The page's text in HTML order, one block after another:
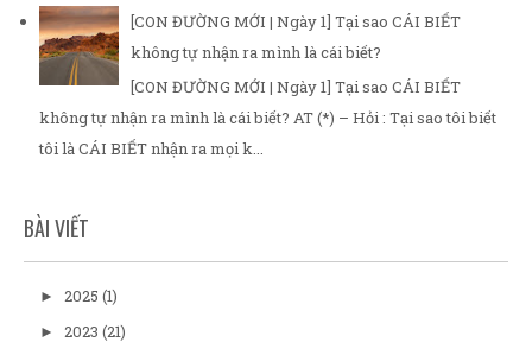
[CON ĐƯỜNG MỚI | Ngày 1] Tại sao CÁI BIẾT
không tự nhận ra mình là cái biết?
[CON ĐƯỜNG MỚI | Ngày 1] Tại sao CÁI BIẾT
không tự nhận ra mình là cái biết? AT (*) – Hỏi : Tại sao tôi biết
tôi là CÁI BIẾT nhận ra mọi k...
BÀI VIẾT
► 2025 (1)
► 2023 (21)